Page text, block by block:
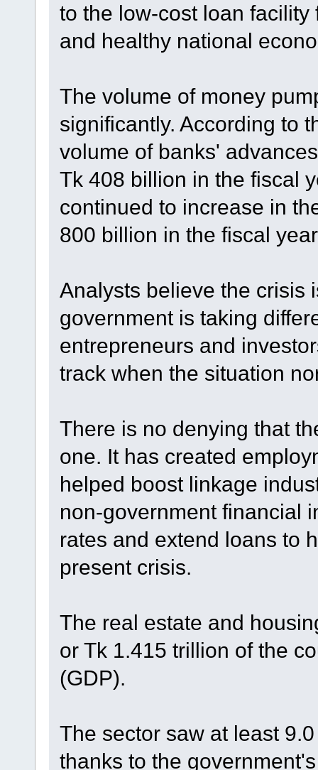
to the low-cost loan
and healthy national
The volume of money
significantly. According to
volume of banks'
Tk 408 billion in the fiscal
continued to increase in
800 billion in the fiscal
Analysts believe the crisis
government is taking
entrepreneurs and
track when the situation
There is no denying that
one. It has created
helped boost linkage
non-government financial
rates and extend loans to
present crisis.
The real estate and
or Tk 1.415 trillion of the
(GDP).
The sector saw at least
thanks to the